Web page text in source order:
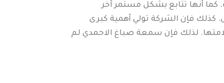
كما أنها تتابع بشكل مستمر آخر
كذلك فإن الشركة تولي أهمية كبرى
لذلك فإن سمعة صباغ الاحمدي لم